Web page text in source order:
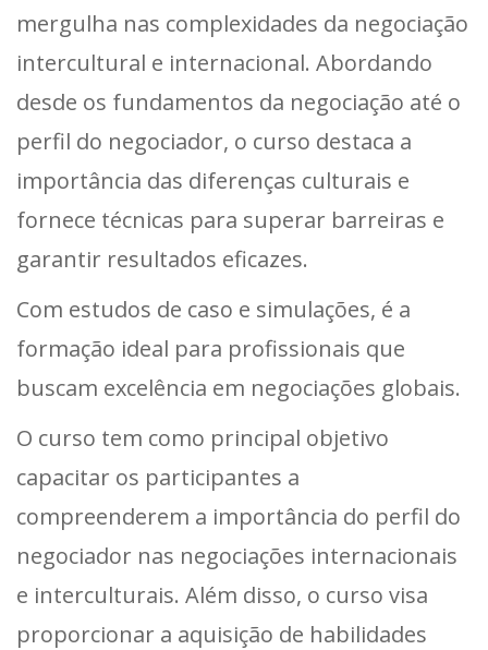
mergulha nas complexidades da negociação
intercultural e internacional. Abordando
desde os fundamentos da negociação até o
perfil do negociador, o curso destaca a
importância das diferenças culturais e
fornece técnicas para superar barreiras e
garantir resultados eficazes.
Com estudos de caso e simulações, é a
formação ideal para profissionais que
buscam excelência em negociações globais.
O curso tem como principal objetivo
capacitar os participantes a
compreenderem a importância do perfil do
negociador nas negociações internacionais
e interculturais. Além disso, o curso visa
proporcionar a aquisição de habilidades